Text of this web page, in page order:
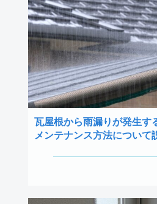
瓦屋根から雨漏りが発生す
メンテナンス方法について